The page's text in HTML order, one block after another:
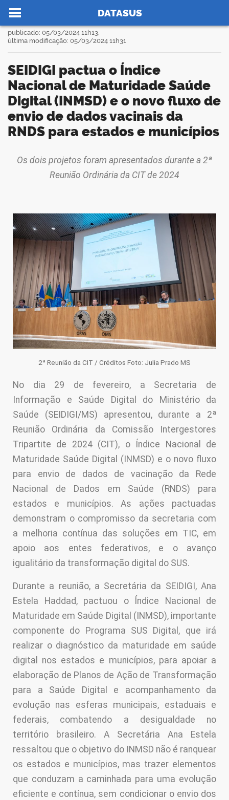
Ir para o conteúdo
DATASUS
portal
Você está aqui:
>
SEIDIGI pactua o Índice
Nacional de Maturidade Saúde
Digital (INMSD) e o novo fluxo de
envio de dados vacinais da
RNDS para estados e municípios
publicado: 05/03/2024 11h13,
última modificação: 05/03/2024 11h31
Os dois projetos foram apresentados durante a 2ª
Reunião Ordinária da CIT de 2024
2ª Reunião da CIT / Créditos Foto: Julia Prado MS
No dia 29 de fevereiro, a Secretaria de
Informação e Saúde Digital do Ministério da
Saúde (SEIDIGI/MS) apresentou, durante a 2ª
Reunião Ordinária da Comissão Intergestores
Tripartite de 2024 (CIT), o Índice Nacional de
Maturidade Saúde Digital (INMSD) e o novo fluxo
para envio de dados de vacinação da Rede
Nacional de Dados em Saúde (RNDS) para
estados e municípios. As ações pactuadas
demonstram o compromisso da secretaria com
a melhoria contínua das soluções em TIC, em
apoio aos entes federativos, e o avanço
igualitário da transformação digital do SUS.
Durante a reunião, a Secretária da SEIDIGI, Ana
Estela Haddad, pactuou o Índice Nacional de
Maturidade em Saúde Digital (INMSD), importante
componente do Programa SUS Digital, que irá
realizar o diagnóstico da maturidade em saúde
digital nos estados e municípios, para apoiar a
elaboração de Planos de Ação de Transformação
para a Saúde Digital e acompanhamento da
evolução nas esferas municipais, estaduais e
federais, combatendo a desigualdade no
território brasileiro. A Secretária Ana Estela
ressaltou que o objetivo do INMSD não é ranquear
os estados e municípios, mas trazer elementos
que conduzam a caminhada para uma evolução
eficiente e contínua, sem condicionar o envio dos